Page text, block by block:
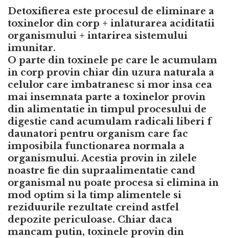
Detoxifierea este procesul de eliminare a
toxinelor din corp + inlaturarea aciditatii
organismului + intarirea sistemului
imunitar.
O parte din toxinele pe care le acumulam
in corp provin chiar din uzura naturala a
celulor care imbatranesc si mor insa cea
mai insemnata parte a toxinelor provin
din alimentatie in timpul procesului de
digestie cand acumulam radicali liberi f
daunatori pentru organism care fac
imposibila functionarea normala a
organismului. Acestia provin in zilele
noastre fie din supraalimentatie cand
organismal nu poate procesa si elimina in
mod optim si la timp alimentele si
reziduurile rezultate creind astfel
depozite periculoase. Chiar daca
mancam putin, toxinele provin din